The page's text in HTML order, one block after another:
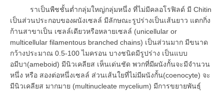
ราเป็นพืชชั้นต่ำกลุ่มใหญ่กลุ่มหนึ่ง ที่ไม่มีคลอโรฟิลด์ มี Chitin
เป็นส่วนประกอบของผนังเซลล์ มีลักษณะรูปร่างเป็นเส้นยาว แตกกิ่ง
ก้านสาขาเป็น เซลล์เดียวหรือหลายเซลล์ (unicellular or
multicellular filamentous branched chains) เป็นส่วนมาก มีขนาด
กว้างประมาณ 0.5-100 ไมครอน บางชนิดมีรูปร่าง เป็นแบบ
อมีบา(ameboid) มีนิวเคลียส เห็นเด่นชัด พวกที่มีผนังกั้นจะมีจำนวน
หนึ่ง หรือ สองต่อหนึ่งเซลล์ ส่วนเส้นใยที่ไม่มีผนังกั้น(coenocyte) จะ
มีนิวเคลียส มากมาย (multinucleate mycelium) มีการขยายพันธุ์